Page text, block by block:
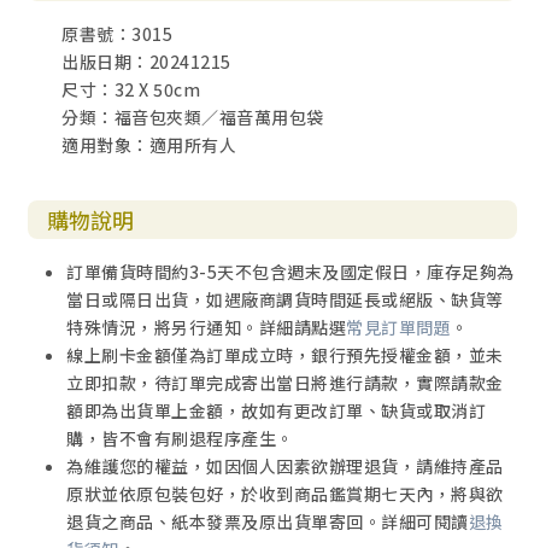
原書號：3015
出版日期：20241215
尺寸：32 X 50cm
分類：福音包夾類／福音萬用包袋
適用對象：適用所有人
購物說明
訂單備貨時間約3-5天不包含週末及國定假日，庫存足夠為
當日或隔日出貨，如遇廠商調貨時間延長或絕版、缺貨等
特殊情況，將另行通知。詳細請點選常見訂單問題 。
線上刷卡金額僅為訂單成立時，銀行預先授權金額，並未
立即扣款，待訂單完成寄出當日將進行請款，實際請款金
額即為出貨單上金額，故如有更改訂單、缺貨或取消訂
購，皆不會有刷退程序產生。
為維護您的權益，如因個人因素欲辦理退貨，請維持產品
原狀並依原包裝包好，於收到商品鑑賞期七天內，將與欲
退貨之商品、紙本發票及原出貨單寄回。詳細可閱讀退換